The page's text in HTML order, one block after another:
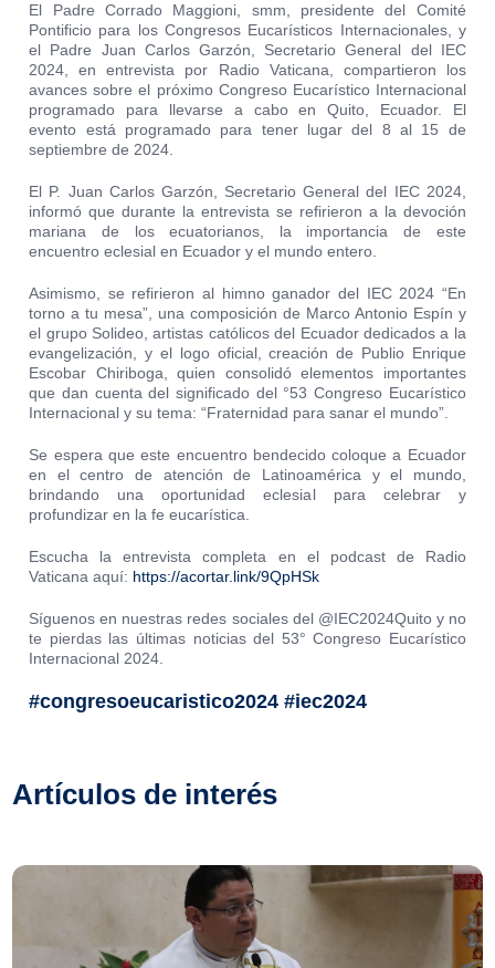
El Padre Corrado Maggioni, smm, presidente del Comité
Pontificio para los Congresos Eucarísticos Internacionales, y
el Padre Juan Carlos Garzón, Secretario General del IEC
2024, en entrevista por Radio Vaticana, compartieron los
avances sobre el próximo Congreso Eucarístico Internacional
programado para llevarse a cabo en Quito, Ecuador. El
evento está programado para tener lugar del 8 al 15 de
septiembre de 2024.
El P. Juan Carlos Garzón, Secretario General del IEC 2024,
informó que durante la entrevista se refirieron a la devoción
mariana de los ecuatorianos, la importancia de este
encuentro eclesial en Ecuador y el mundo entero.
Asimismo, se refirieron al himno ganador del IEC 2024 “En
torno a tu mesa”, una composición de Marco Antonio Espín y
el grupo Solideo, artistas católicos del Ecuador dedicados a la
evangelización, y el logo oficial, creación de Publio Enrique
Escobar Chiriboga, quien consolidó elementos importantes
que dan cuenta del significado del °53 Congreso Eucarístico
Internacional y su tema: “Fraternidad para sanar el mundo”.
Se espera que este encuentro bendecido coloque a Ecuador
en el centro de atención de Latinoamérica y el mundo,
brindando una oportunidad eclesial para celebrar y
profundizar en la fe eucarística.
Escucha la entrevista completa en el podcast de Radio
Vaticana aquí: https://acortar.link/9QpHSk
Síguenos en nuestras redes sociales del @IEC2024Quito y no
te pierdas las últimas noticias del 53° Congreso Eucarístico
Internacional 2024
#congresoeucaristico2024 #iec2024
Artículos de interés